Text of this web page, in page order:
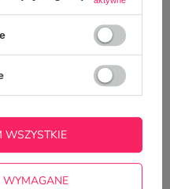
WYMAGANE
WSZYSTKIE